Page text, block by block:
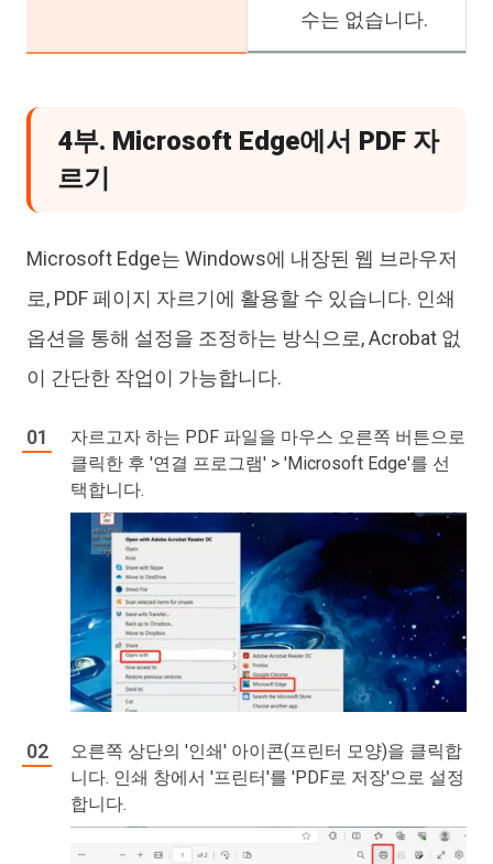
수는 없습니다.
4부. Microsoft Edge에서 PDF 자
르기
Microsoft Edge는 Windows에 내장된 웹 브라우저
로, PDF 페이지 자르기에 활용할 수 있습니다. 인쇄
옵션을 통해 설정을 조정하는 방식으로, Acrobat 없
이 간단한 작업이 가능합니다.
자르고자 하는 PDF 파일을 마우스 오른쪽 버튼으로
클릭한 후 '연결 프로그램' > 'Microsoft Edge'를 선
택합니다.
오른쪽 상단의 '인쇄' 아이콘(프린터 모양)을 클릭합
니다. 인쇄 창에서 '프린터'를 'PDF로 저장'으로 설정
합니다.